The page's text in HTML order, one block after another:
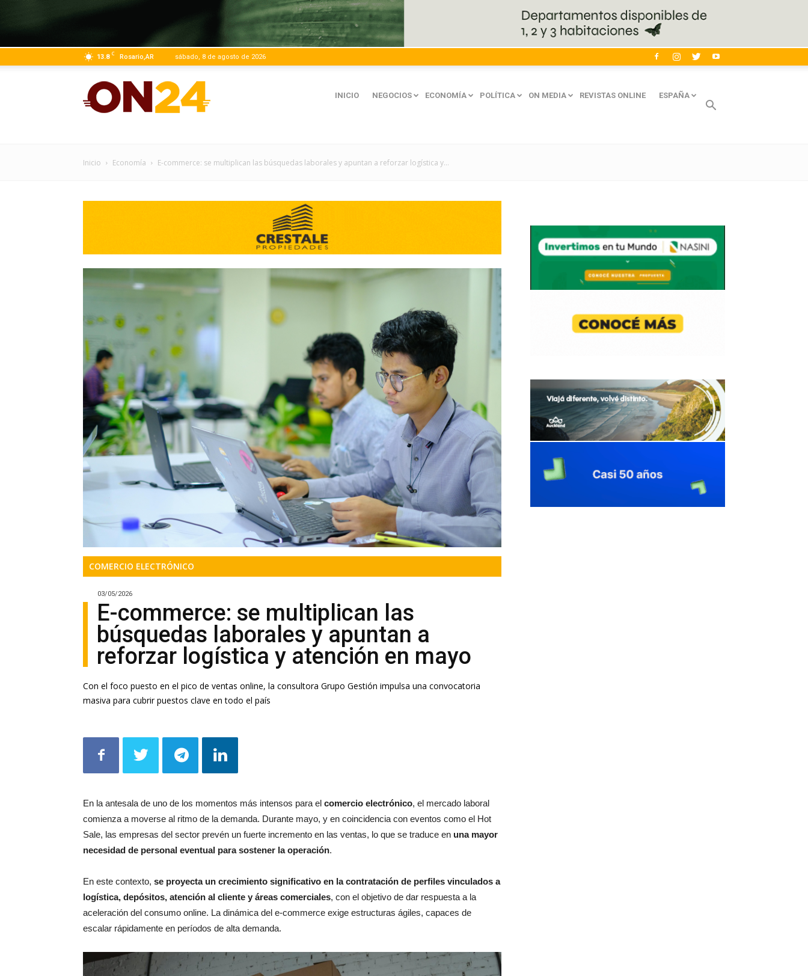
13.8 C Rosario,AR sábado, 8 de agosto de 2026
|
Información
Precisa.
en
serio
INICIO NEGOCIOS ECONOMÍA POLÍTICA ON MEDIA REVISTAS ONLINE ESPAÑA
Inicio Economía E-commerce: se multiplican las búsquedas laborales y apuntan a reforzar logística y...
COMERCIO ELECTRÓNICO
03/05/2026
E-commerce: se multiplican las
búsquedas laborales y apuntan a
reforzar logística y atención en mayo
Con el foco puesto en el pico de ventas online, la consultora Grupo Gestión impulsa una convocatoria
masiva para cubrir puestos clave en todo el país
En la antesala de uno de los momentos más intensos para el comercio electrónico, el mercado laboral
comienza a moverse al ritmo de la demanda. Durante mayo, y en coincidencia con eventos como el Hot
Sale, las empresas del sector prevén un fuerte incremento en las ventas, lo que se traduce en una mayor
necesidad de personal eventual para sostener la operación.
En este contexto, se proyecta un crecimiento significativo en la contratación de perfiles vinculados a
logística, depósitos, atención al cliente y áreas comerciales, con el objetivo de dar respuesta a la
aceleración del consumo online. La dinámica del e-commerce exige estructuras ágiles, capaces de
escalar rápidamente en períodos de alta demanda.